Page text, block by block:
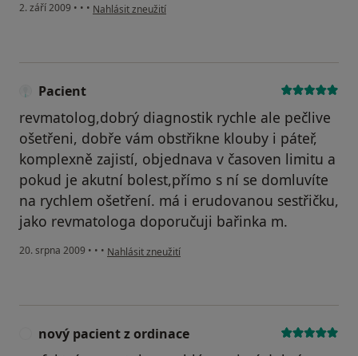
2. září 2009 • • • podle názoru uživatele pacientka molindova
Nahlásit zneužití
Pacient
revmatolog,dobrý diagnostik rychle ale pečlive
ošetřeni, dobře vám obstřikne klouby i páteř,
komplexně zajistí, objednava v časoven limitu a
pokud je akutní bolest,přímo s ní se domluvíte
na rychlem ošetření. má i erudovanou sestřičku,
jako revmatologa doporučuji bařinka m.
20. srpna 2009 • • • podle názoru uživatele Pacient
Nahlásit zneužití
nový pacient z ordinace